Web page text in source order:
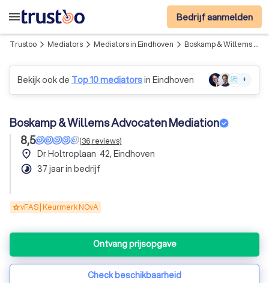
menu Bedrijf aanmelden
Trustoo arrow_forward_ios Mediators arrow_forward_ios Mediators in Eindhoven arrow_forward_ios Boskamp & Willems Advocaten Mediation
Bekijk ook de Top 10 mediatorsin Eindhoven +
Boskamp & Willems Advocaten Mediation
8,5
(36reviews)
place Dr Holtroplaan 42, Eindhoven
timelapse 37 jaar in bedrijf
vFAS | Keurmerk NOvA
Ontvang prijsopgave
Check beschikbaarheid